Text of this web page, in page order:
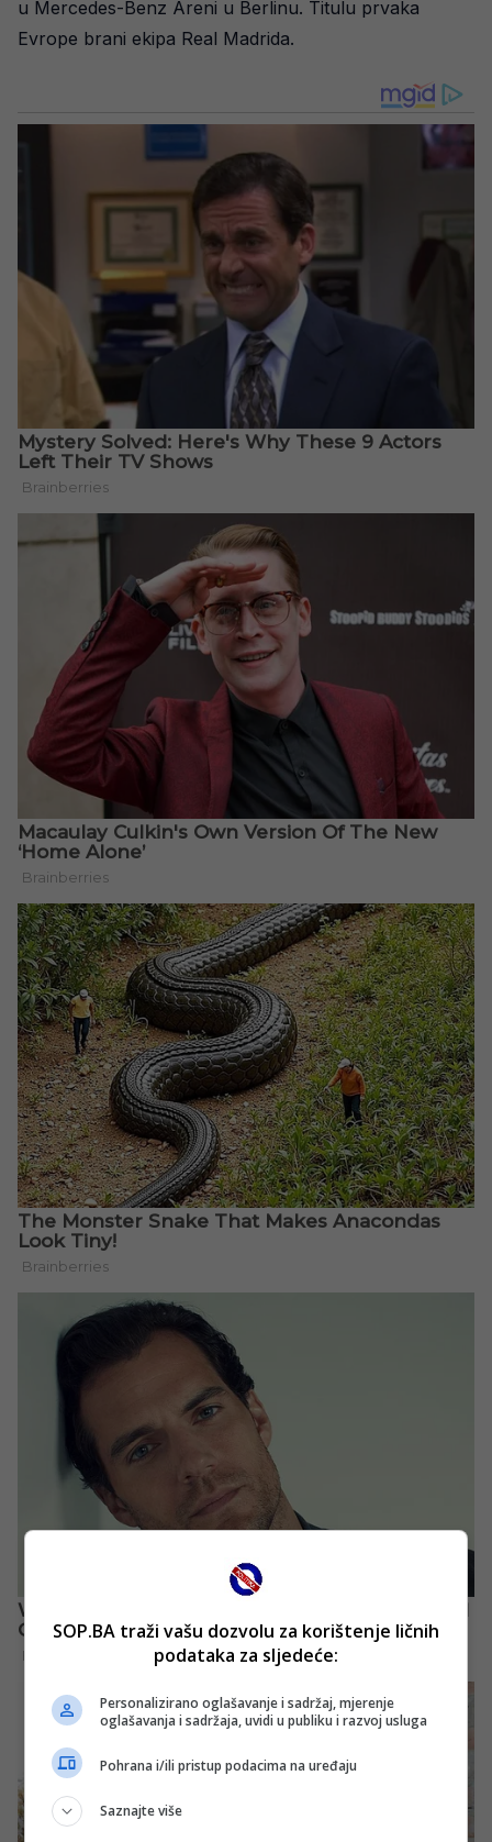
u Mercedes-Benz Areni u Berlinu. Titulu prvaka
Evrope brani ekipa Real Madrida.
SOP.BA traži vašu dozvolu za korištenje ličnih
podataka za sljedeće:
Personalizirano oglašavanje i sadržaj, mjerenje
oglašavanja i sadržaja, uvidi u publiku i razvoj usluga
Pohrana i/ili pristup podacima na uređaju
Saznajte više